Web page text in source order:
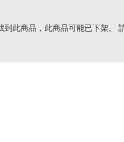
到此商品，此商品可能已下架。